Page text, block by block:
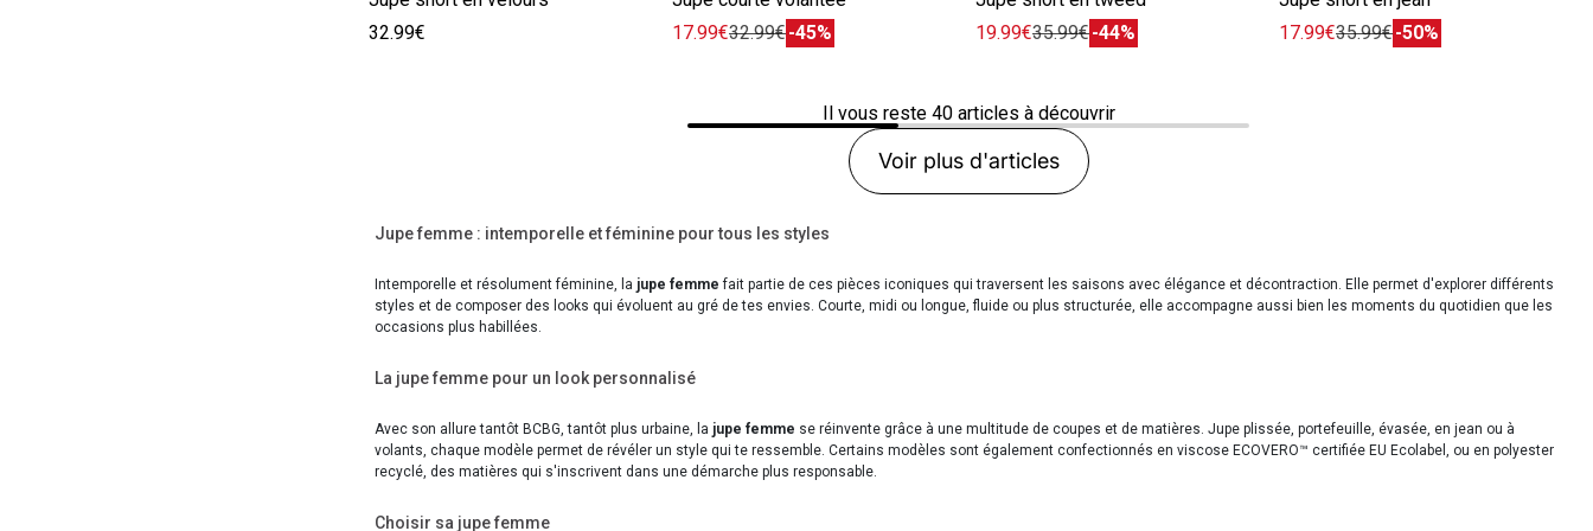
32.99€
17.99€32.99€-45%
19.99€35.99€-44%
17.99€35.99€-50%
Il vous reste 40articles à découvrir
Voir plus d'articles
Jupe femme : intemporelle et féminine pour tous les styles
Intemporelle et résolument féminine, la jupe femme fait partie de ces pièces iconiques qui traversent les saisons avec élégance et décontraction. Elle permet d'explorer différents
styles et de composer des looks qui évoluent au gré de tes envies. Courte, midi ou longue, fluide ou plus structurée, elle accompagne aussi bien les moments du quotidien que les
occasions plus habillées.
La jupe femme pour un look personnalisé
Avec son allure tantôt BCBG, tantôt plus urbaine, la jupe femme se réinvente grâce à une multitude de coupes et de matières. Jupe plissée, portefeuille, évasée, en jean ou à
volants, chaque modèle permet de révéler un style qui te ressemble. Certains modèles sont également confectionnés en viscose ECOVERO™ certifiée EU Ecolabel, ou en polyester
recyclé, des matières qui s'inscrivent dans une démarche plus responsable.
Choisir sa jupe femme